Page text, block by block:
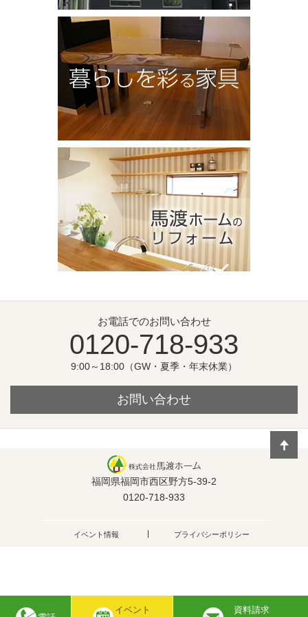
イベント 資料請求
お電話でのお問い合わせ
0120-718-933
9:00～18:00（GW・夏季・年末休業）
お問い合わせ
福岡県福岡市西区野方5-39-2
0120-718-933
イベント情報 プライバシーポリシー